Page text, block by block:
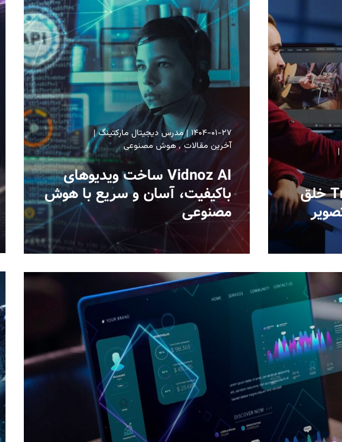
هوش مصنوعی Tripo AI خلق
۱۴۰۴-۰۱-۲۷ مدرس دیجیتال مارکتینگ
آخرین مقالات هوش مصنوعی
Vidnoz AI ساخت ویدیوهای
باکیفیت، آسان و سریع با هوش
مصنوعی